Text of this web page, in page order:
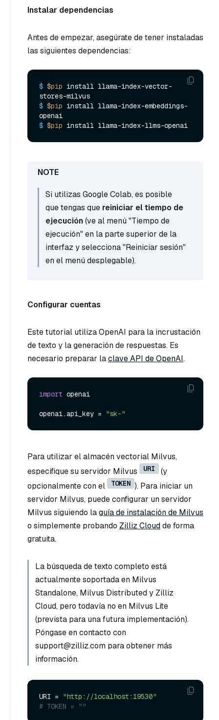
Instalar dependencias
Antes de empezar, asegúrate de tener instaladas
las siguientes dependencias:
$ $pip install llama-index-vector-
stores-milvus
$ $pip install llama-index-embeddings-
openai
$ $pip install llama-index-llms-openai
Si utilizas Google Colab, es posible
que tengas que reiniciar el tiempo de
ejecución(ve al menú "Tiempo de
ejecución" en la parte superior de la
interfaz y selecciona "Reiniciar sesión"
en el menú desplegable).
Configurar cuentas
Este tutorial utiliza OpenAI para la incrustación
de texto y la generación de respuestas. Es
necesario preparar laclave API de OpenAI.
import openai
openai.api_key = "sk-"
Para utilizar el almacén vectorial Milvus,
especifique su servidor Milvus
URI
(y
opcionalmente con el
TOKEN ). Para iniciar un
servidor Milvus, puede configurar un servidor
Milvus siguiendo laguía de instalación de Milvus
o simplemente probando Zilliz Cloudde forma
gratuita.
La búsqueda de texto completo está
actualmente soportada en Milvus
Standalone, Milvus Distributed y Zilliz
Cloud, pero todavía no en Milvus Lite
(prevista para una futura implementación).
Póngase en contacto con
support@zilliz.com para obtener más
información.
URI =
"http://localhost:19530"
# TOKEN = ""